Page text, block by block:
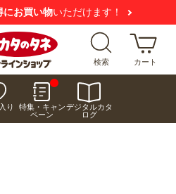
にお買い物いただけます！
検索 カート
り
特集・キャン
ペーン
デジタルカタ
ログ